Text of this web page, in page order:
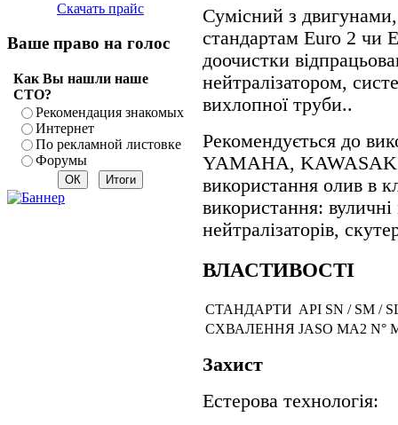
Скачать прайс
Ваше право на голос
Как Вы нашли наше
СТО?
Рекомендация знакомых
Интернет
По рекламной листовке
Форумы
Сумісний з двигунами,
стандартам Euro 2 чи
доочистки
нейтралізатором,
вихлопної труби..
Рекомендується до
YAMAHA, KAWASAKI
використання олив в
використання:
нейтралізаторів,
ВЛАСТИВОСТІ
СТАНДАРТИ API SN / SM /
СХВАЛЕННЯ JASO MA2 N°
Захист
Естерова технологія: